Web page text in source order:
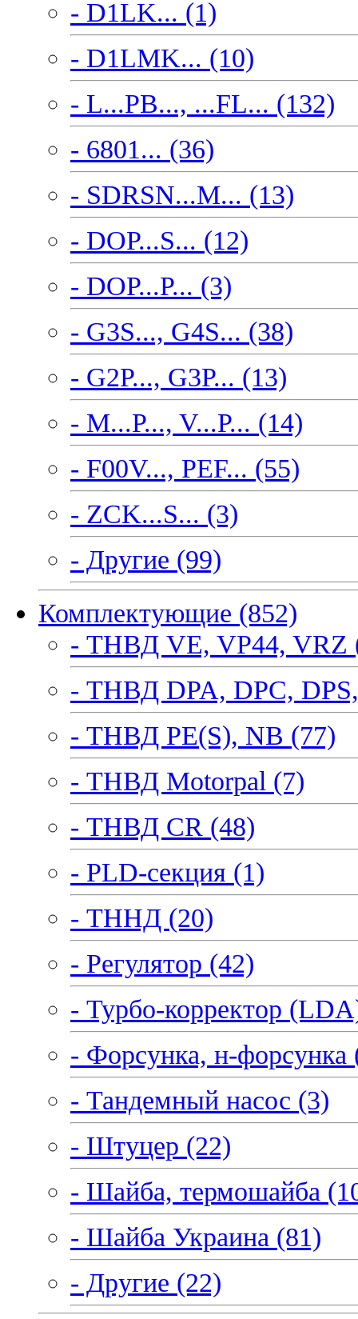
- D1LK... (1)
- D1LMK... (10)
- L...PB..., ...FL... (132)
- 6801... (36)
- SDRSN...M... (13)
- DOP...S... (12)
- DOP...P... (3)
- G3S..., G4S... (38)
- G2P..., G3P... (13)
- M...P..., V...P... (14)
- F00V..., PEF... (55)
- ZCK...S... (3)
- Другие (99)
Комплектующие (852)
- ТНВД VE, VP44, VRZ
- ТНВД DPA, DPC,
- ТНВД PE(S), NB (77)
- ТНВД Motorpal (7)
- ТНВД CR (48)
- PLD-секция (1)
- ТННД (20)
- Регулятор (42)
- Турбо-корректор
- Форсунка, н-форсунка
- Тандемный насос (3)
- Штуцер (22)
- Шайба, термошайба
- Шайба Украина (81)
- Другие (22)